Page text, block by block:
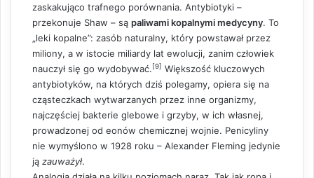
zaskakująco trafnego porównania. Antybiotyki –
przekonuje Shaw – są paliwami kopalnymi medycyny. To
„leki kopalne”: zasób naturalny, który powstawał przez
miliony, a w istocie miliardy lat ewolucji, zanim człowiek
nauczył się go wydobywać. [9] Większość kluczowych
antybiotyków, na których dziś polegamy, opiera się na
cząsteczkach wytwarzanych przez inne organizmy,
najczęściej bakterie glebowe i grzyby, w ich własnej,
prowadzonej od eonów chemicznej wojnie. Penicyliny
nie wymyślono w 1928 roku – Alexander Fleming jedynie
ją zauważył.